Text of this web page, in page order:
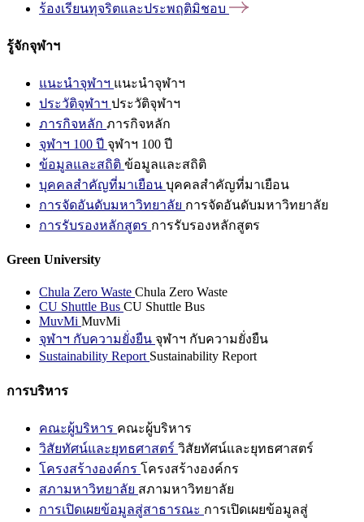
ร้องเรียนทุจริตและประพฤติมิชอบ
รู้จักจุฬาฯ
แนะนำจุฬาฯ แนะนำจุฬาฯ
ประวัติจุฬาฯ ประวัติจุฬาฯ
ภารกิจหลัก ภารกิจหลัก
จุฬาฯ 100 ปี จุฬาฯ 100 ปี
ข้อมูลและสถิติ ข้อมูลและสถิติ
บุคคลสำคัญที่มาเยือน บุคคลสำคัญที่มาเยือน
การจัดอันดับมหาวิทยาลัย การจัดอันดับมหาวิทยาลัย
การรับรองหลักสูตร การรับรองหลักสูตร
Green University
Chula Zero Waste Chula Zero Waste
CU Shuttle Bus CU Shuttle Bus
MuvMi MuvMi
จุฬาฯ กับความยั่งยืน จุฬาฯ กับความยั่งยืน
Sustainability Report Sustainability Report
การบริหาร
คณะผู้บริหาร คณะผู้บริหาร
วิสัยทัศน์และยุทธศาสตร์ วิสัยทัศน์และยุทธศาสตร์
โครงสร้างองค์กร โครงสร้างองค์กร
สภามหาวิทยาลัย สภามหาวิทยาลัย
การเปิดเผยข้อมูลสู่สาธารณะ การเปิดเผยข้อมูลสู่